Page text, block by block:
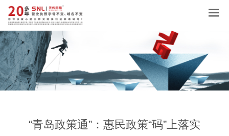
“青岛政策通”：惠民政策“码”上落实